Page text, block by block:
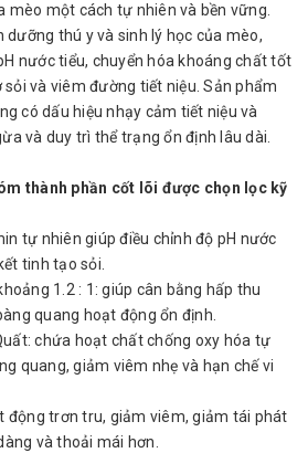
mèo một cách tự nhiên và bền vững.
thú y và sinh lý học của mèo,
nước tiểu, chuyển hóa khoáng chất tốt
và viêm đường tiết niệu. Sản phẩm
có dấu hiệu nhạy cảm tiết niệu và
và duy trì thể trạng ổn định lâu dài.
thành phần cốt lõi được chọn lọc kỹ
tự nhiên giúp điều chỉnh độ pH nước
tinh tạo sỏi.
1.2 : 1: giúp cân bằng hấp thu
quang hoạt động ổn định.
chứa hoạt chất chống oxy hóa tự
quang, giảm viêm nhẹ và hạn chế vi
động trơn tru, giảm viêm, giảm tái phát
và thoải mái hơn.